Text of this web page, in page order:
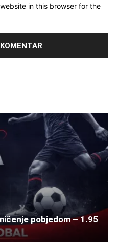
in this browser for the
pobjedom – 1.95